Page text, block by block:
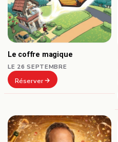
Le coffre magique
LE 26 SEPTEMBRE
Réserver